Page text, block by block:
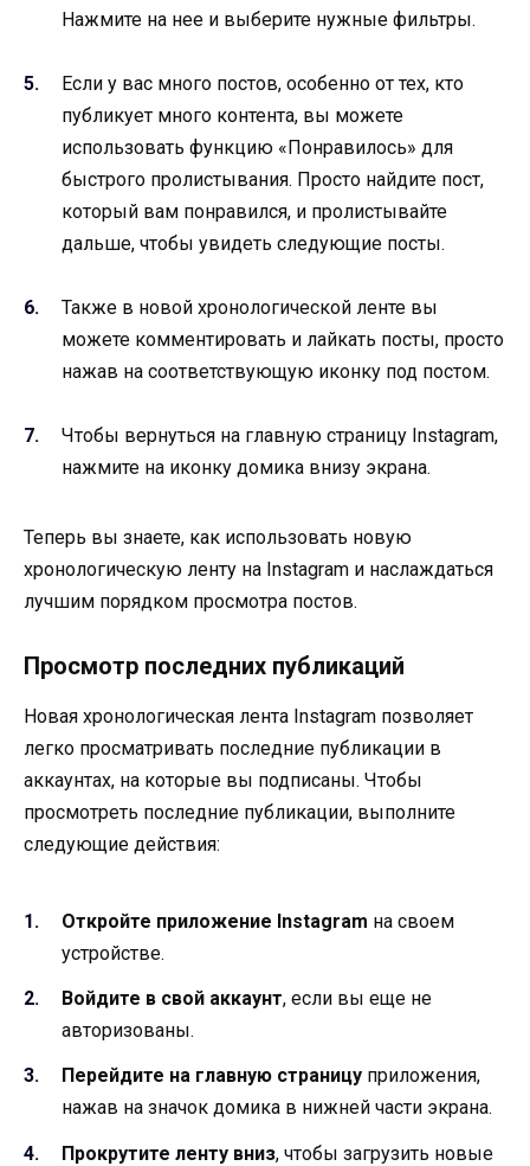
Нажмите на нее и выберите нужные фильтры.
Если у вас много постов, особенно от тех, кто
публикует много контента, вы можете
использовать функцию «Понравилось» для
быстрого пролистывания. Просто найдите пост,
который вам понравился, и пролистывайте
дальше, чтобы увидеть следующие посты.
Также в новой хронологической ленте вы
можете комментировать и лайкать посты, просто
нажав на соответствующую иконку под постом.
Чтобы вернуться на главную страницу Instagram,
нажмите на иконку домика внизу экрана.
Теперь вы знаете, как использовать новую
хронологическую ленту на Instagram и наслаждаться
лучшим порядком просмотра постов.
Просмотр последних публикаций
Новая хронологическая лента Instagram позволяет
легко просматривать последние публикации в
аккаунтах, на которые вы подписаны. Чтобы
просмотреть последние публикации, выполните
следующие действия:
Откройте приложение Instagram на своем
устройстве.
Войдите в свой аккаунт, если вы еще не
авторизованы.
Перейдите на главную страницу приложения,
нажав на значок домика в нижней части экрана.
Прокрутите ленту вниз, чтобы загрузить новые